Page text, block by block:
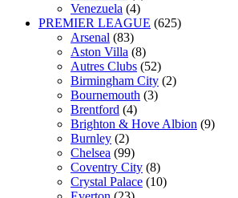
Venezuela (4)
PREMIER LEAGUE (625)
Arsenal (83)
Aston Villa (8)
Autres Clubs (52)
Birmingham City (2)
Bournemouth (3)
Brentford (4)
Brighton & Hove Albion (9)
Burnley (2)
Chelsea (99)
Coventry City (8)
Crystal Palace (10)